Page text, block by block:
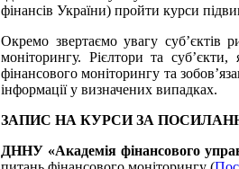
фінансів України) пройти курси
Окремо звертаємо увагу
моніторингу. Рієлтори та
фінансового моніторингу та
інформації у визначених випадках.
ЗАПИС НА КУРСИ ЗА
ДННУ «Академія фінансового